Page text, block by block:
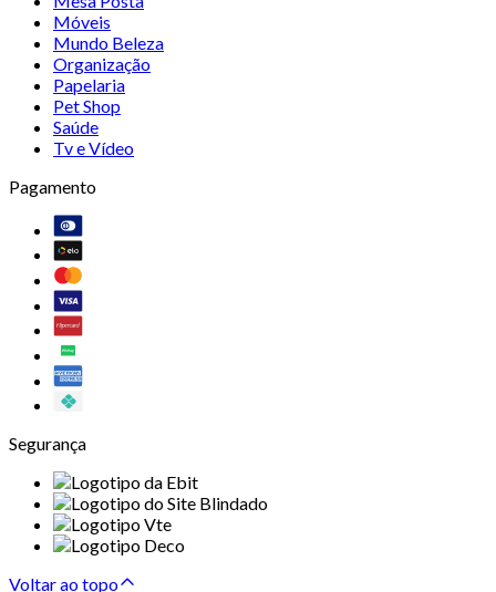
Móveis
Mundo Beleza
Organização
Papelaria
Pet Shop
Saúde
Tv e Vídeo
Pagamento
Segurança
Voltar ao topo